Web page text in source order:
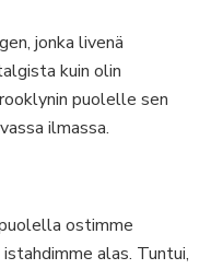
jonka livenä
kuin olin
puolelle sen
ilmassa.
ostimme
alas. Tuntui,